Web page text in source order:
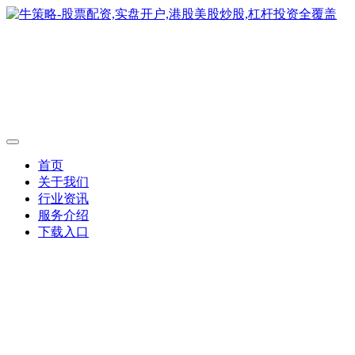
首页
关于我们
行业资讯
服务介绍
下载入口